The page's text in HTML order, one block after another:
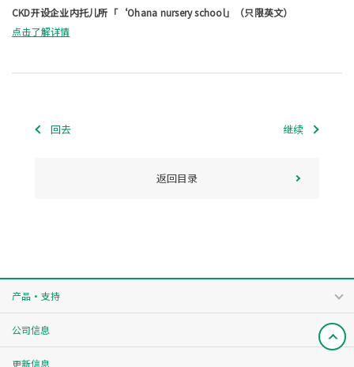
CKD开设企业内托儿所「‘Ohana nursery school」（只限英文）
点击了解详情
回去 继续
返回目录
产品・支持
公司信息
更新信息